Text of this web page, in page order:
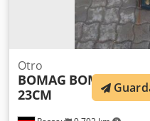
Otro
BOMAG BOMAG
23CM